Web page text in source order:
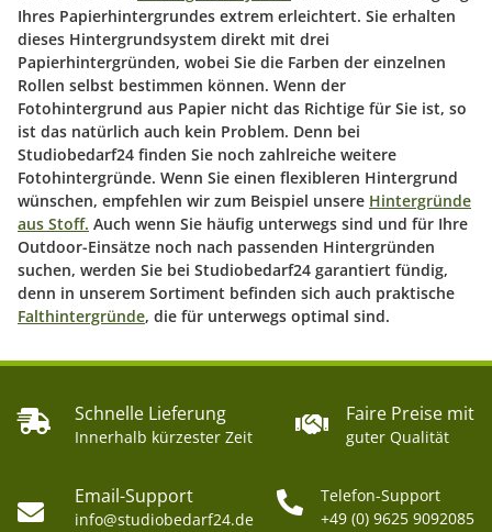
Ihres Papierhintergrundes extrem erleichtert. Sie erhalten
dieses Hintergrundsystem direkt mit drei
Papierhintergründen, wobei Sie die Farben der einzelnen
Rollen selbst bestimmen können. Wenn der
Fotohintergrund aus Papier nicht das Richtige für Sie ist, so
ist das natürlich auch kein Problem. Denn bei
Studiobedarf24 finden Sie noch zahlreiche weitere
Fotohintergründe. Wenn Sie einen flexibleren Hintergrund
wünschen, empfehlen wir zum Beispiel unsere Hintergründe
aus Stoff. Auch wenn Sie häufig unterwegs sind und für Ihre
Outdoor-Einsätze noch nach passenden Hintergründen
suchen, werden Sie bei Studiobedarf24 garantiert fündig,
denn in unserem Sortiment befinden sich auch praktische
Falthintergründe, die für unterwegs optimal sind.
Schnelle Lieferung
Innerhalb kürzester Zeit
Faire Preise mit
guter Qualität
Email-Support
info@studiobedarf24.de
Telefon-Support
+49 (0) 9625 9092085